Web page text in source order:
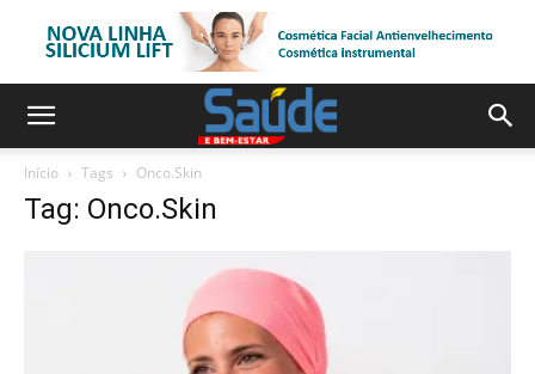
Início Tags Onco.Skin
Tag: Onco.Skin